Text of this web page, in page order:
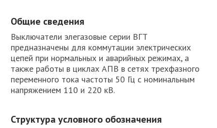
Общие сведения
Выключатели элегазовые серии ВГТ
предназначены для коммутации электрических
цепей при нормальных и аварийных режимах, а
также работы в циклах АПВ в сетях трехфазного
переменного тока частоты 50 Гц с номинальным
напряжением 110 и 220 кВ.
Структура условного обозначения